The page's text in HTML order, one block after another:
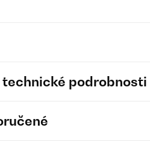
technické podrobnosti